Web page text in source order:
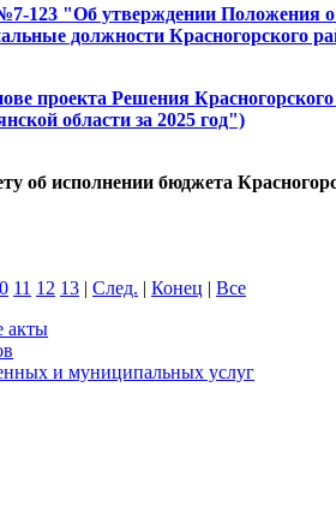
123 "Об утверждении Положения
должности Красногорского
проекта Решения
области за 2025 год")
об исполнении бюджета
11 12 13 | След. | Конец | Все
акты
и муниципальных услуг